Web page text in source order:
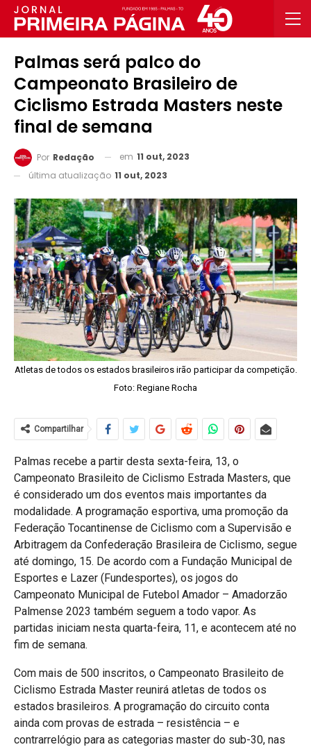
Palmas será palco do
Campeonato Brasileiro de
Ciclismo Estrada Masters neste
final de semana
Por Redação em 11 out, 2023
última atualização 11 out, 2023
Atletas de todos os estados brasileiros irão participar da competição.
Foto: Regiane Rocha
Compartilhar
Palmas recebe a partir desta sexta-feira, 13, o
Campeonato Brasileito de Ciclismo Estrada Masters, que
é considerado um dos eventos mais importantes da
modalidade. A programação esportiva, uma promoção da
Federação Tocantinense de Ciclismo com a Supervisão e
Arbitragem da Confederação Brasileira de Ciclismo, segue
até domingo, 15. De acordo com a Fundação Municipal de
Esportes e Lazer (Fundesportes), os jogos do
Campeonato Municipal de Futebol Amador – Amadorzão
Palmense 2023 também seguem a todo vapor. As
partidas iniciam nesta quarta-feira, 11, e acontecem até no
fim de semana.
Com mais de 500 inscritos, o Campeonato Brasileito de
Ciclismo Estrada Master reunirá atletas de todos os
estados brasileiros. A programação do circuito conta
ainda com provas de estrada – resistência – e
contrarrelógio para as categorias master do sub-30, nas